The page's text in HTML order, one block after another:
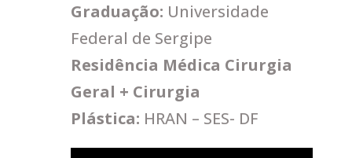
Graduação: Universidade
Federal de Sergipe
Residência Médica Cirurgia
Geral + Cirurgia
Plástica: HRAN – SES- DF